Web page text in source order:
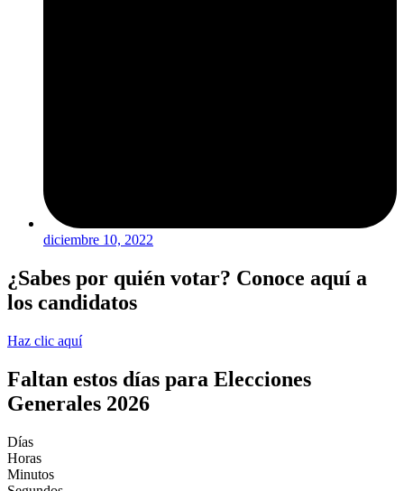
diciembre 10, 2022
¿Sabes por quién votar? Conoce aquí a
los candidatos
Haz clic aquí
Faltan estos días para Elecciones
Generales 2026
Días
Horas
Minutos